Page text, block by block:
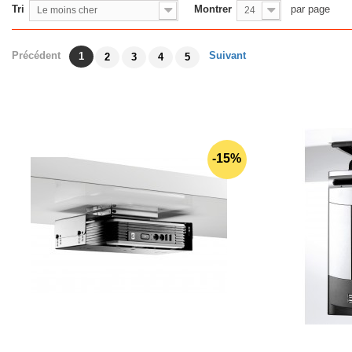
Tri Le moins cher Montrer 24 par page
Précédent 1 2 3 4 5 Suivant
-15%